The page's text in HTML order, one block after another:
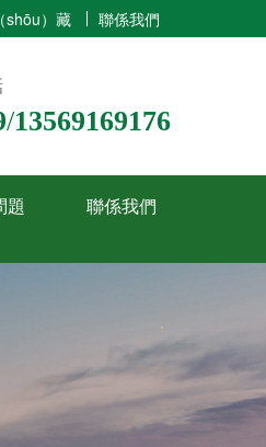
shōu）藏 聯係我們
/13569169176
題 聯係我們